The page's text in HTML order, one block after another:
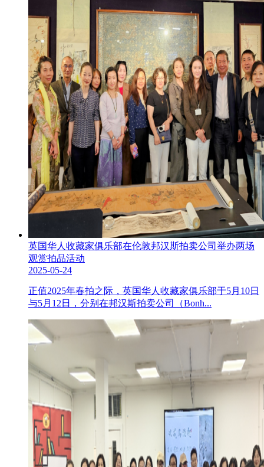
英国华人收藏家俱乐部在伦敦邦汉斯拍卖公司举办两场
观赏拍品活动
2025-05-24
正值2025年春拍之际，英国华人收藏家俱乐部于5月10日
与5月12日，分别在邦汉斯拍卖公司（Bonh...